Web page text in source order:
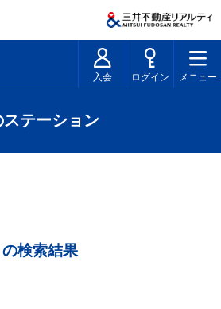
入会 ログイン メニュー
テーション
検索結果